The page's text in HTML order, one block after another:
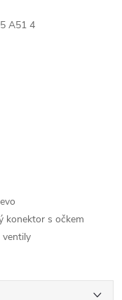
A51 4
konektor s očkem
ventily